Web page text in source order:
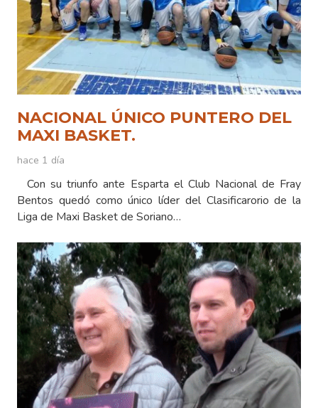
NACIONAL ÚNICO PUNTERO DEL
MAXI BASKET.
hace 1 día
Con su triunfo ante Esparta el Club Nacional de Fray
Bentos quedó como único líder del Clasificarorio de la
Liga de Maxi Basket de Soriano…